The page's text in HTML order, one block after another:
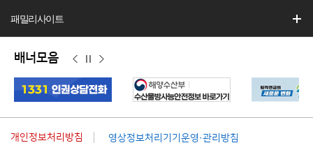
패밀리사이트
배너모음
이
전
정
지
다
음
개인정보처리방침 영상정보처리기기운영·관리방침